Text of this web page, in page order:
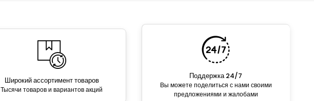
Широкий ассортимент товаров
Тысячи товаров и вариантов акций
Поддержка 24/7
Вы можете поделиться с нами своими
предложениями и жалобами